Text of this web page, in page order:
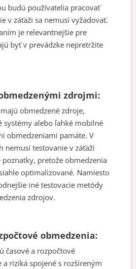
budú používatelia pracovať
v záťaži sa nemusí vyžadovať.
je relevantnejšie pre
byť v prevádzke nepretržite
zdrojmi:
obmedzené zdroje,
systémy alebo ľahké mobilné
obmedzeniami pamäte. V
nemusí testovanie v záťaži
pretože obmedzenia
optimalizované. Namiesto
iné testovacie metódy
zdrojov.
obmedzenia:
časové a rozpočtové
a riziká spojené s rozšíreným